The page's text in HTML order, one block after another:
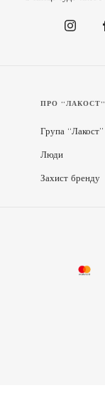
ПРО “ЛАКОСТ”
Група “Лакост”
Люди
Захист бренду